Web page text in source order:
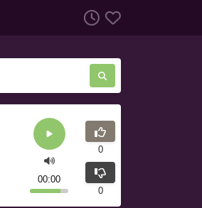
00:00
0
0